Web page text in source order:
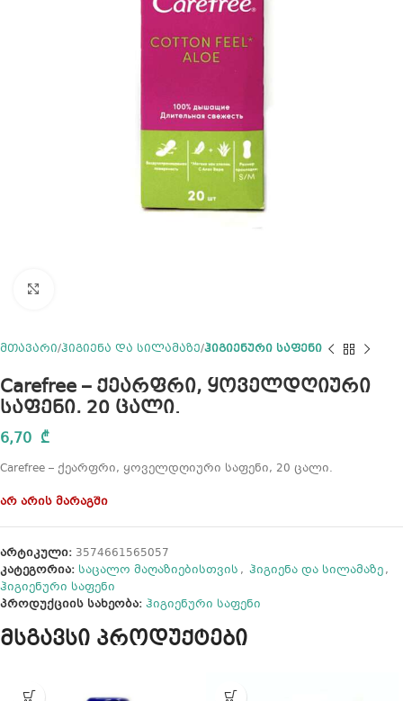
მთავარი ჰიგიენა და სილამაზე ჰიგიენური საფენი
Carefree – ქეარფრი, ყოველდღიური
საფენი, 20 ცალი.
6,70 ₾
Carefree – ქეარფრი, ყოველდღიური საფენი, 20 ცალი.
არ არის მარაგში
არტიკული: 3574661565057
კატეგორია: საცალო მაღაზიებისთვის , ჰიგიენა და სილამაზე,
ჰიგიენური საფენი
პროდუქციის სახეობა: ჰიგიენური საფენი
მსგავსი პროდუქტები